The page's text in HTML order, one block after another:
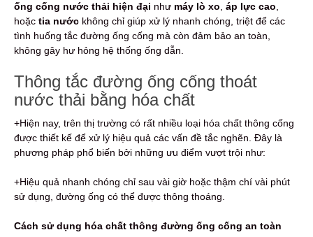
ống cống nước thải hiện đại như máy lò xo, áp lực cao,
hoặc tia nước không chỉ giúp xử lý nhanh chóng, triệt để các
tình huống tắc đường ống cống mà còn đảm bảo an toàn,
không gây hư hỏng hệ thống ống dẫn.
Thông tắc đường ống cống thoát
nước thải bằng hóa chất
+Hiện nay, trên thị trường có rất nhiều loại hóa chất thông cống
được thiết kế để xử lý hiệu quả các vấn đề tắc nghẽn. Đây là
phương pháp phổ biến bởi những ưu điểm vượt trội như:
+Hiệu quả nhanh chóng chỉ sau vài giờ hoặc thậm chí vài phút
sử dụng, đường ống có thể được thông thoáng.
Cách sử dụng hóa chất thông đường ống cống an toàn